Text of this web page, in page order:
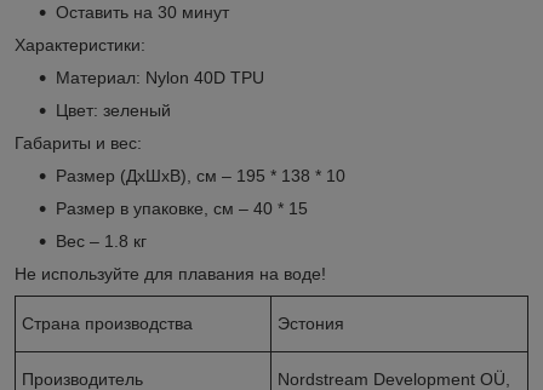
Оставить на 30 минут
Характеристики:
Материал: Nylon 40D TPU
Цвет: зеленый
Габариты и вес:
Размер (ДхШхВ), см – 195 * 138 * 10
Размер в упаковке, см – 40 * 15
Вес – 1.8 кг
Не используйте для плавания на воде!
Страна производства Эстония
Производитель
Nordstream Development OÜ,